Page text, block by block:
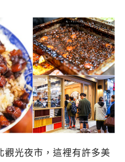
觀光夜市，這裡有許多美